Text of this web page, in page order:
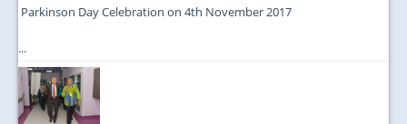
Parkinson Day Celebration on 4th November 2017
...